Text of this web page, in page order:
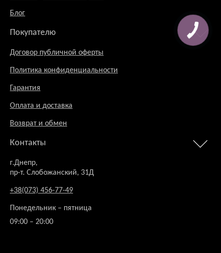
Блог
Покупателю
Договор публичной оферты
Политика конфиденциальности
Гарантия
Оплата и доставка
Возврат и обмен
Контакты
г.Днепр,
пр-т. Слобожанский, 31Д
+38(073) 456-77-49
Понедельник – пятница
09:00 – 20:00